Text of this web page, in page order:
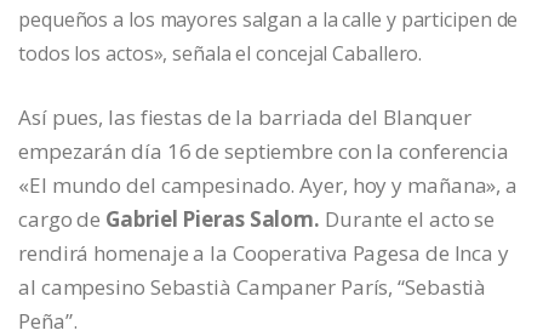
pequeños a los mayores salgan a la calle y participen de
todos los actos», señala el concejal Caballero.
Así pues, las fiestas de la barriada del Blanquer
empezarán día 16 de septiembre con la conferencia
«El mundo del campesinado. Ayer, hoy y mañana», a
cargo de Gabriel Pieras Salom. Durante el acto se
rendirá homenaje a la Cooperativa Pagesa de Inca y
al campesino Sebastià Campaner París, “Sebastià
Peña”.